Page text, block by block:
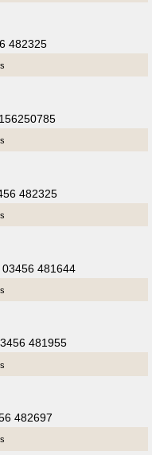
482325
482325
481644
481955
482697